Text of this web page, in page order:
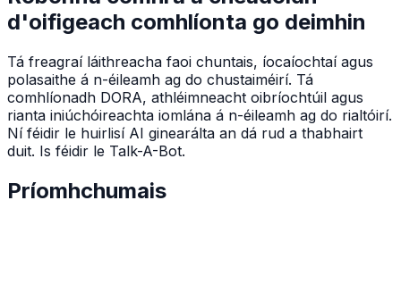
d'oifigeach comhlíonta go deimhin
Tá freagraí láithreacha faoi chuntais, íocaíochtaí agus
polasaithe á n-éileamh ag do chustaiméirí. Tá
comhlíonadh DORA, athléimneacht oibríochtúil agus
rianta iniúchóireachta iomlána á n-éileamh ag do rialtóirí.
Ní féidir le huirlisí AI ginearálta an dá rud a thabhairt
duit. Is féidir le Talk-A-Bot.
Príomhchumais